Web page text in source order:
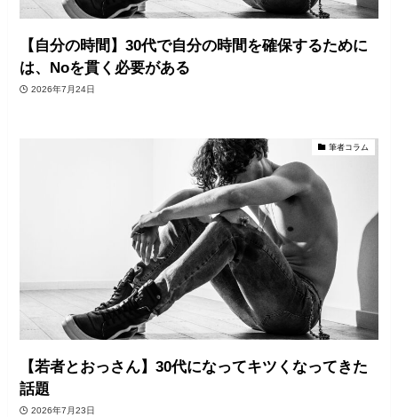
【自分の時間】30代で自分の時間を確保するために
は、Noを貫く必要がある
2026年7月24日
筆者コラム
【若者とおっさん】30代になってキツくなってきた
話題
2026年7月23日